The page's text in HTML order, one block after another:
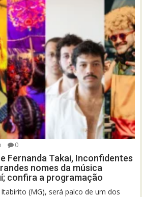
0
Fernanda Takai, Inconfidentes
nomes da música
confira a programação
(MG), será palco de um dos